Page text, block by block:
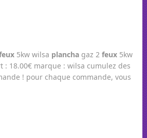
5kw wilsa planchagaz 2 feux5kw
: 18.00€ marque : wilsa cumulez des
! pour chaque commande, vous